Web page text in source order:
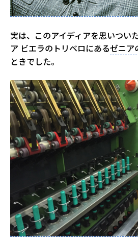
実は、このアイディアを思いつい
ア ビエラのトリベロにあるゼニア
ときでした。